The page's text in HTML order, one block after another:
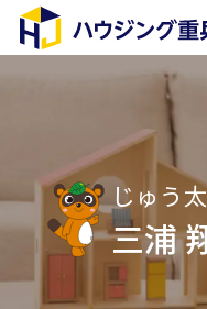
じゅう
三浦